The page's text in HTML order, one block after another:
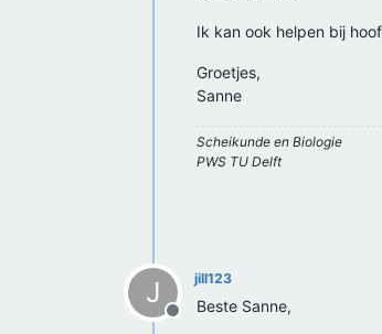
Ik kan ook helpen bij
Groetjes,
Sanne
Scheikunde en Biologie
PWS TU Delft
J
Offline
jill123
Beste Sanne,